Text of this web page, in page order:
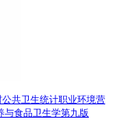
共卫生统计职业环境营
与食品卫生学第九版